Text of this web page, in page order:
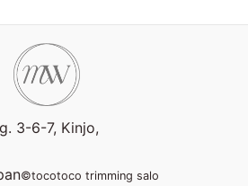
3-6-7, Kinjo,
©tocotoco trimming salo